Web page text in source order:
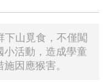
下山覓食，不僅闖
小活動，造成學童
因應猴害。